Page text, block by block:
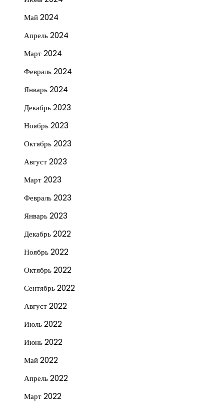
Май 2024
Апрель 2024
Март 2024
Февраль 2024
Январь 2024
Декабрь 2023
Ноябрь 2023
Октябрь 2023
Август 2023
Март 2023
Февраль 2023
Январь 2023
Декабрь 2022
Ноябрь 2022
Октябрь 2022
Сентябрь 2022
Август 2022
Июль 2022
Июнь 2022
Май 2022
Апрель 2022
Март 2022